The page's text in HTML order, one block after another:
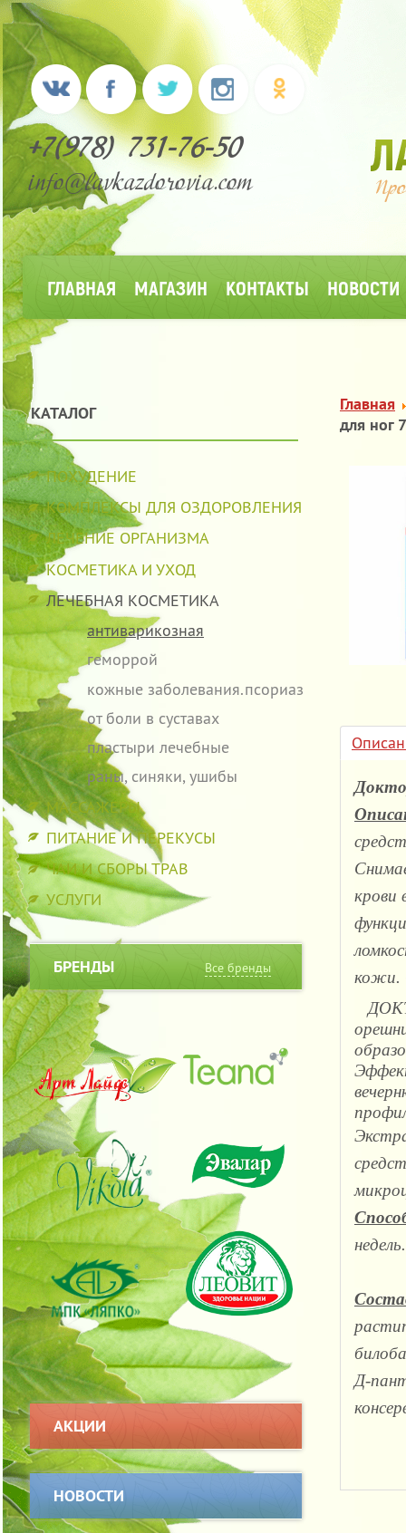
+7(978) 731-76-50
info@lavkazdorovia.com
ГЛАВНАЯ МАГАЗИН КОНТАКТЫ НОВОСТИ
КАТАЛОГ
ПОХУДЕНИЕ
КОМПЛЕКСЫ ДЛЯ ОЗДОРОВЛЕНИЯ
ЛЕЧЕНИЕ ОРГАНИЗМА
КОСМЕТИКА И УХОД
ЛЕЧЕБНАЯ КОСМЕТИКА
антиварикозная
геморрой
кожные заболевания.псориаз
от боли в суставах
пластыри лечебные
раны, синяки, ушибы
МАССАЖЕРЫ
ПИТАНИЕ И ПЕРЕКУСЫ
ЧАИ И СБОРЫ ТРАВ
УСЛУГИ
БРЕНДЫ Все бренды
АКЦИИ
НОВОСТИ
Главная
для ног
крови
кожи.
недель.
Д-